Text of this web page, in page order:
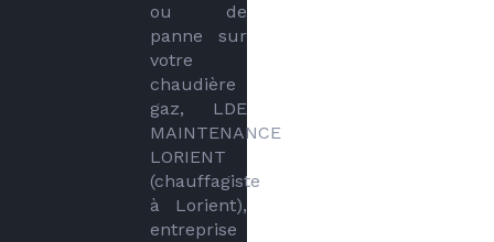
ou de
panne sur
votre
chaudière
gaz, LDE
MAINTENANCE
LORIENT
(chauffagiste
à Lorient),
entreprise